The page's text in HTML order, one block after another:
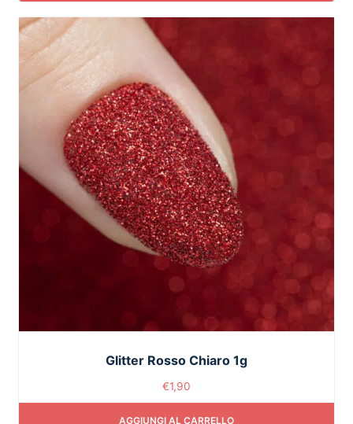
Glitter Rosso Chiaro 1g
€1,90
AGGIUNGI AL CARRELLO